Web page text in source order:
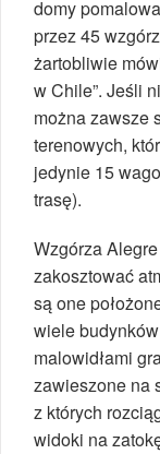
domy
przez 45
żartobliwie
w Chile”. Jeśli
można zawsze
terenowych,
jedynie 15
trasę).
Wzgórza
zakosztować
są one
wiele
malowidłami
zawieszone na
z których
widoki na